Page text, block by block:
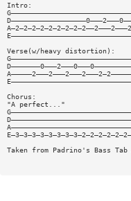
Intro:
Verse(w/heavy distortion):
Chorus:
"A perfect..."
Taken from Padrino's Bass